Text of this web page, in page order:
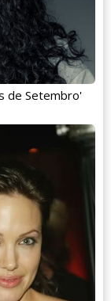
de Setembro'